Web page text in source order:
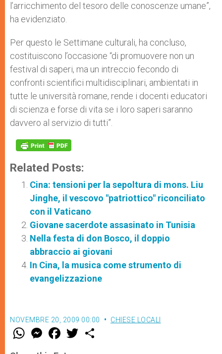
l’arricchimento del tesoro delle conoscenze umane”,
ha evidenziato.
Per questo le Settimane culturali, ha concluso,
costituiscono l’occasione “di promuovere non un
festival di saperi, ma un intreccio fecondo di
confronti scientifici multidisciplinari, ambientati in
tutte le università romane, rende i docenti educatori
di scienza e forse di vita se i loro saperi saranno
davvero al servizio di tutti”.
Related Posts:
Cina: tensioni per la sepoltura di mons. Liu
Jinghe, il vescovo "patriottico" riconciliato
con il Vaticano
Giovane sacerdote assasinato in Tunisia
Nella festa di don Bosco, il doppio
abbraccio ai giovani
In Cina, la musica come strumento di
evangelizzazione
NOVEMBRE 20, 2009 00:00 CHIESE LOCALI
W M
e
F
a w